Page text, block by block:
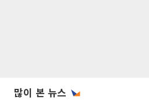
많이 본 뉴스